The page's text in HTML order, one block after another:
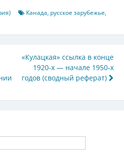
Канада, русское зарубежье,
«Кулацкая» ссылка в конце
1920‑х — начале 1950‑х
годов (сводный реферат)